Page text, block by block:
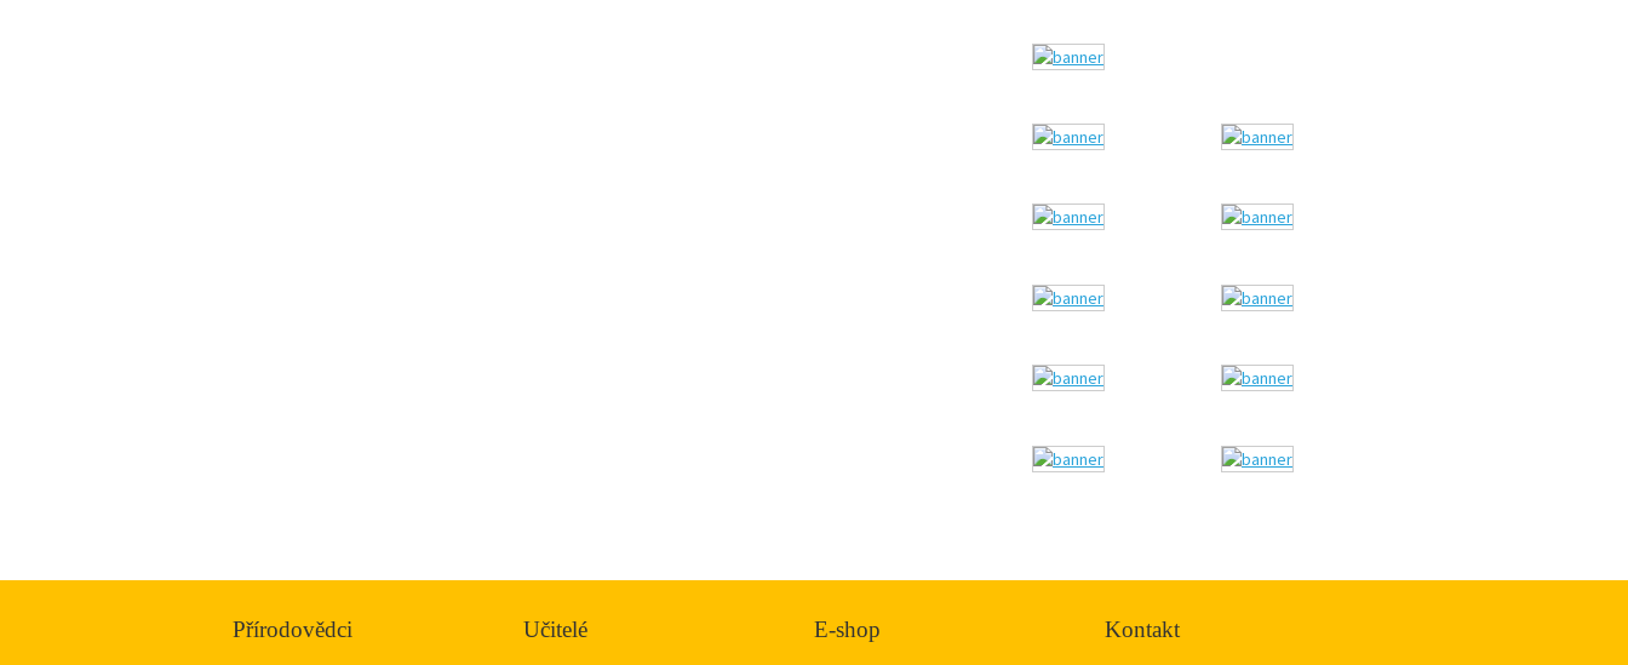
Přírodovědci Učitelé E-shop Kontakt